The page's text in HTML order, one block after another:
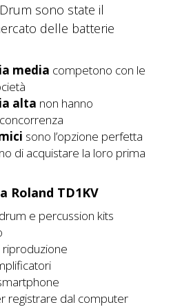
sono state il
delle batterie
media competono con le
alta non hanno
sono l’opzione perfetta
di acquistare la loro prima
Roland TD1KV
e percussion kits
riproduzione
registrare dal computer